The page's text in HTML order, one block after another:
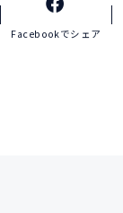
Facebookでシェア